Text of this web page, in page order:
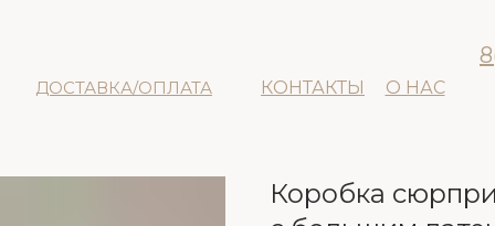
ДОСТАВКА/ОПЛАТА КОНТАКТЫ О НАС
Коробка